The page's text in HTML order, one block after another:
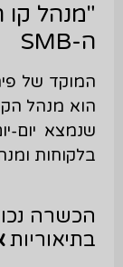
"מנהל
ה-SMB
המוקד של
שנמצא יום-
בלקוחות
הכשרה
בתיאוריות